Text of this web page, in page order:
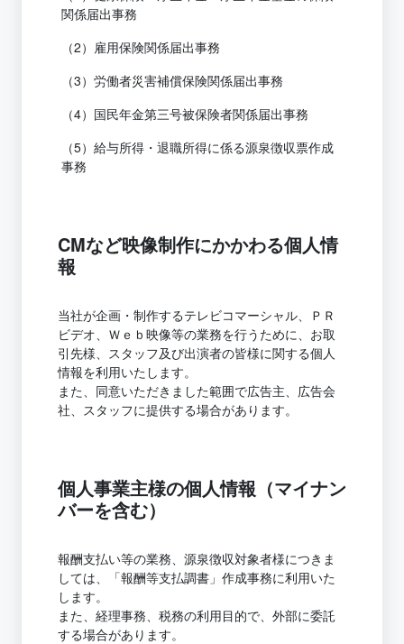
関係届出事務
（2）雇用保険関係届出事務
（3）労働者災害補償保険関係届出事務
（4）国民年金第三号被保険者関係届出事務
（5）給与所得・退職所得に係る源泉徴収票作成
事務
CMなど映像制作にかかわる個人情
報
当社が企画・制作するテレビコマーシャル、ＰＲ
ビデオ、Ｗｅｂ映像等の業務を行うために、お取
引先様、スタッフ及び出演者の皆様に関する個人
情報を利用いたします。
また、同意いただきました範囲で広告主、広告会
社、スタッフに提供する場合があります。
個人事業主様の個人情報（マイナン
バーを含む）
報酬支払い等の業務、源泉徴収対象者様につきま
しては、「報酬等支払調書」作成事務に利用いた
します。
また、経理事務、税務の利用目的で、外部に委託
する場合があります。